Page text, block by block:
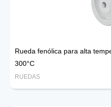
Rueda fenólica para alta
300°C
RUEDAS